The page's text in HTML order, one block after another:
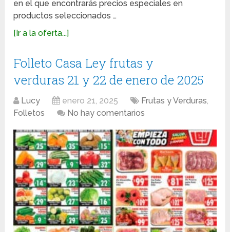
en el que encontrarás precios especiales en
productos seleccionados …
[Ir a la oferta...]
Folleto Casa Ley frutas y
verduras 21 y 22 de enero de 2025
Lucy enero 21, 2025 Frutas y Verduras,
Folletos
No hay comentarios